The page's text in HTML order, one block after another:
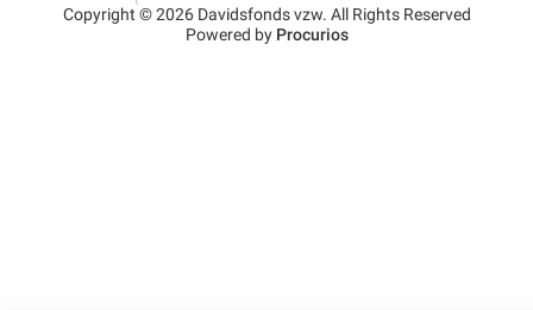
Copyright © 2026 Davidsfonds vzw. All Rights Reserved
Powered by Procurios